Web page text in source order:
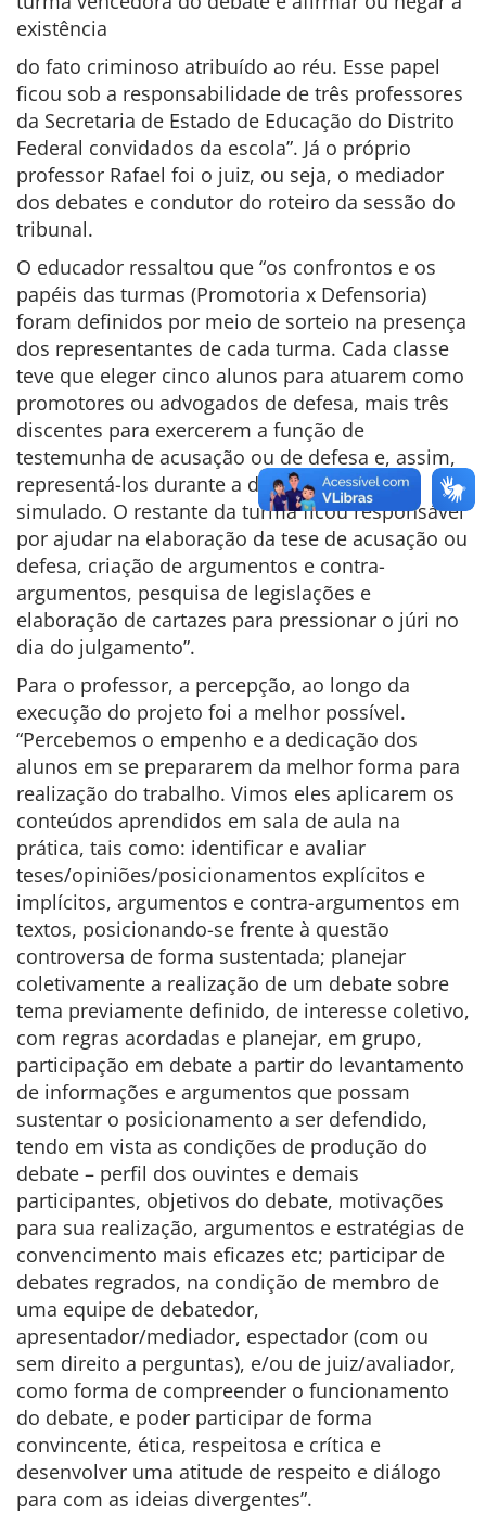
existência
do fato criminoso atribuído ao réu. Esse papel
ficou sob a responsabilidade de três professores
da Secretaria de Estado de Educação do Distrito
Federal convidados da escola”. Já o próprio
professor Rafael foi o juiz, ou seja, o mediador
dos debates e condutor do roteiro da sessão do
tribunal.
O educador ressaltou que “os confrontos e os
papéis das turmas (Promotoria x Defensoria)
foram definidos por meio de sorteio na presença
dos representantes de cada turma. Cada classe
teve que eleger cinco alunos para atuarem como
promotores ou advogados de defesa, mais três
discentes para exercerem a função de
testemunha de acusação ou de defesa e, assim,
representá-los durante a disputa do júri
simulado. O restante da turma ficou responsável
por ajudar na elaboração da tese de acusação ou
defesa, criação de argumentos e contra-
argumentos, pesquisa de legislações e
elaboração de cartazes para pressionar o júri no
dia do julgamento”.
Para o professor, a percepção, ao longo da
execução do projeto foi a melhor possível.
“Percebemos o empenho e a dedicação dos
alunos em se prepararem da melhor forma para
realização do trabalho. Vimos eles aplicarem os
conteúdos aprendidos em sala de aula na
prática, tais como: identificar e avaliar
teses/opiniões/posicionamentos explícitos e
implícitos, argumentos e contra-argumentos em
textos, posicionando-se frente à questão
controversa de forma sustentada; planejar
coletivamente a realização de um debate sobre
tema previamente definido, de interesse coletivo,
com regras acordadas e planejar, em grupo,
participação em debate a partir do levantamento
de informações e argumentos que possam
sustentar o posicionamento a ser defendido,
tendo em vista as condições de produção do
debate – perfil dos ouvintes e demais
participantes, objetivos do debate, motivações
para sua realização, argumentos e estratégias de
convencimento mais eficazes etc; participar de
debates regrados, na condição de membro de
uma equipe de debatedor,
apresentador/mediador, espectador (com ou
sem direito a perguntas), e/ou de juiz/avaliador,
como forma de compreender o funcionamento
do debate, e poder participar de forma
convincente, ética, respeitosa e crítica e
desenvolver uma atitude de respeito e diálogo
para com as ideias divergentes”.